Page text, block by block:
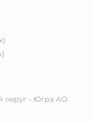
округ - Югра АО.